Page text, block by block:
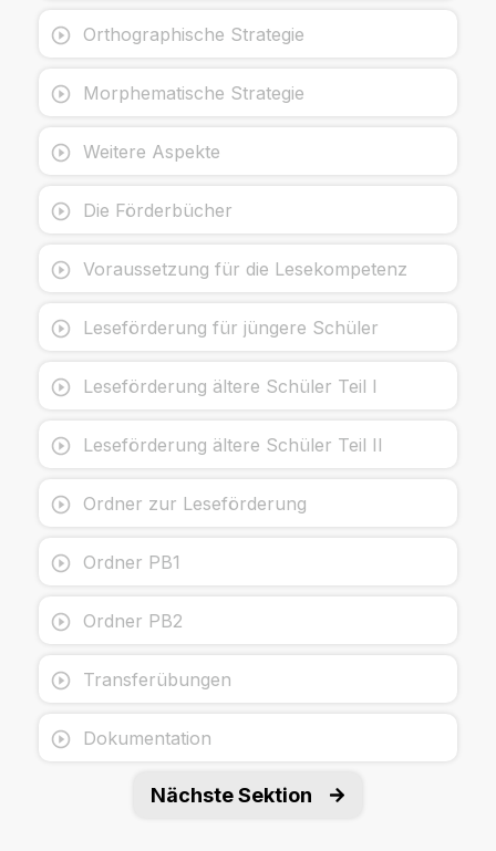
Orthographische Strategie
Morphematische Strategie
Weitere Aspekte
Die Förderbücher
Voraussetzung für die Lesekompetenz
Leseförderung für jüngere Schüler
Leseförderung ältere Schüler Teil I
Leseförderung ältere Schüler Teil II
Ordner zur Leseförderung
Ordner PB1
Ordner PB2
Transferübungen
Dokumentation
Nächste Sektion